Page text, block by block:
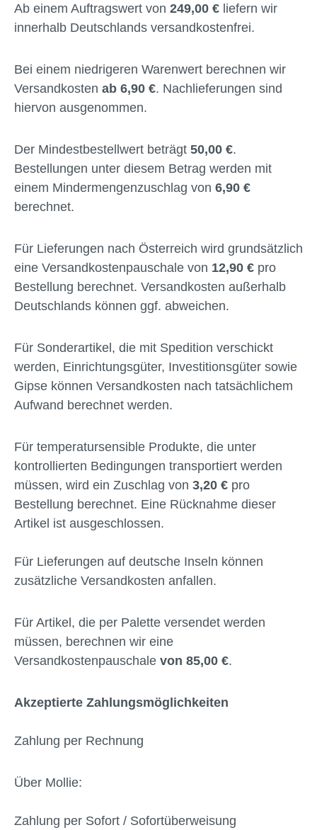
Ab einem Auftragswert von 249,00 € liefern wir
innerhalb Deutschlands versandkostenfrei.
Bei einem niedrigeren Warenwert berechnen wir
Versandkosten ab 6,90 €. Nachlieferungen sind
hiervon ausgenommen.
Der Mindestbestellwert beträgt 50,00 €.
Bestellungen unter diesem Betrag werden mit
einem Mindermengenzuschlag von 6,90 €
berechnet.
Für Lieferungen nach Österreich wird grundsätzlich
eine Versandkostenpauschale von 12,90 € pro
Bestellung berechnet. Versandkosten außerhalb
Deutschlands können ggf. abweichen.
Für Sonderartikel, die mit Spedition verschickt
werden, Einrichtungsgüter, Investitionsgüter sowie
Gipse können Versandkosten nach tatsächlichem
Aufwand berechnet werden.
Für temperatursensible Produkte, die unter
kontrollierten Bedingungen transportiert werden
müssen, wird ein Zuschlag von 3,20 € pro
Bestellung berechnet. Eine Rücknahme dieser
Artikel ist ausgeschlossen.
Für Lieferungen auf deutsche Inseln können
zusätzliche Versandkosten anfallen.
Für Artikel, die per Palette versendet werden
müssen, berechnen wir eine
Versandkostenpauschale von 85,00 €.
Akzeptierte Zahlungsmöglichkeiten
Zahlung per Rechnung
Über Mollie:
Zahlung per Sofort / Sofortüberweisung